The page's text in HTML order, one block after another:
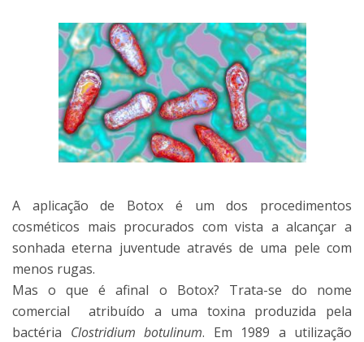
A aplicação de Botox é um dos procedimentos
cosméticos mais procurados com vista a alcançar a
sonhada eterna juventude através de uma pele com
menos rugas.
Mas o que é afinal o Botox? Trata-se do nome
comercial atribuído a uma toxina produzida pela
bactéria Clostridium botulinum. Em 1989 a utilização